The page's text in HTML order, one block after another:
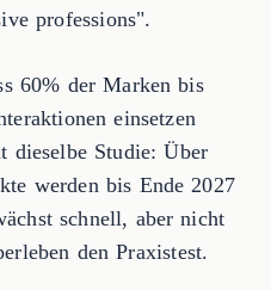
professions".
60% der Marken bis
einsetzen
dieselbe Studie: Über
werden bis Ende 2027
schnell, aber nicht
den Praxistest.